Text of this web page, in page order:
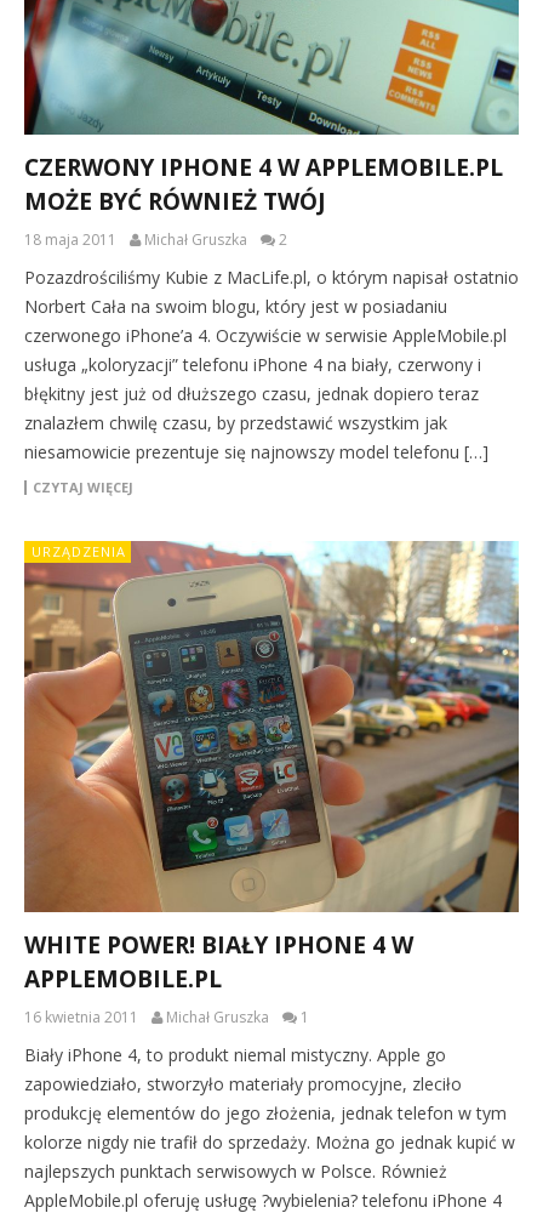
CZERWONY IPHONE 4 W APPLEMOBILE.PL
MOŻE BYĆ RÓWNIEŻ TWÓJ
18 maja 2011 Michał Gruszka 2
Pozazdrościliśmy Kubie z MacLife.pl, o którym napisał ostatnio
Norbert Cała na swoim blogu, który jest w posiadaniu
czerwonego iPhone’a 4. Oczywiście w serwisie AppleMobile.pl
usługa „koloryzacji” telefonu iPhone 4 na biały, czerwony i
błękitny jest już od dłuższego czasu, jednak dopiero teraz
znalazłem chwilę czasu, by przedstawić wszystkim jak
niesamowicie prezentuje się najnowszy model telefonu […]
CZYTAJ WIĘCEJ
URZĄDZENIA
WHITE POWER! BIAŁY IPHONE 4 W
APPLEMOBILE.PL
16 kwietnia 2011 Michał Gruszka 1
Biały iPhone 4, to produkt niemal mistyczny. Apple go
zapowiedziało, stworzyło materiały promocyjne, zleciło
produkcję elementów do jego złożenia, jednak telefon w tym
kolorze nigdy nie trafił do sprzedaży. Można go jednak kupić w
najlepszych punktach serwisowych w Polsce. Również
AppleMobile.pl oferuję usługę ?wybielenia? telefonu iPhone 4